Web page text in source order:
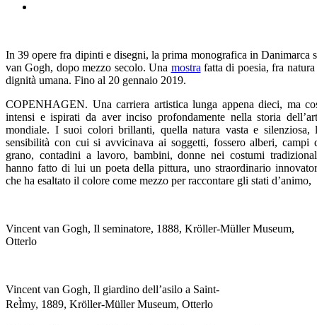
In 39 opere fra dipinti e disegni, la prima monografica in Danimarca
van Gogh, dopo mezzo secolo. Una mostra fatta di poesia, fra natura
dignità umana. Fino al 20 gennaio 2019.
COPENHAGEN. Una carriera artistica lunga appena dieci, ma
intensi e ispirati da aver inciso profondamente nella storia
mondiale. I suoi colori brillanti, quella natura vasta e silenziosa,
sensibilità con cui si avvicinava ai soggetti, fossero alberi, campi
grano, contadini a lavoro, bambini, donne nei costumi
hanno fatto di lui un poeta della pittura, uno straordinario
che ha esaltato il colore come mezzo per raccontare gli stati d’animo,
Vincent van Gogh, Il seminatore, 1888, Kröller-Müller Museum,
Otterlo
Vincent van Gogh, Il giardino dell’asilo a Saint-
ReÌmy, 1889, Kröller-Müller Museum, Otterlo